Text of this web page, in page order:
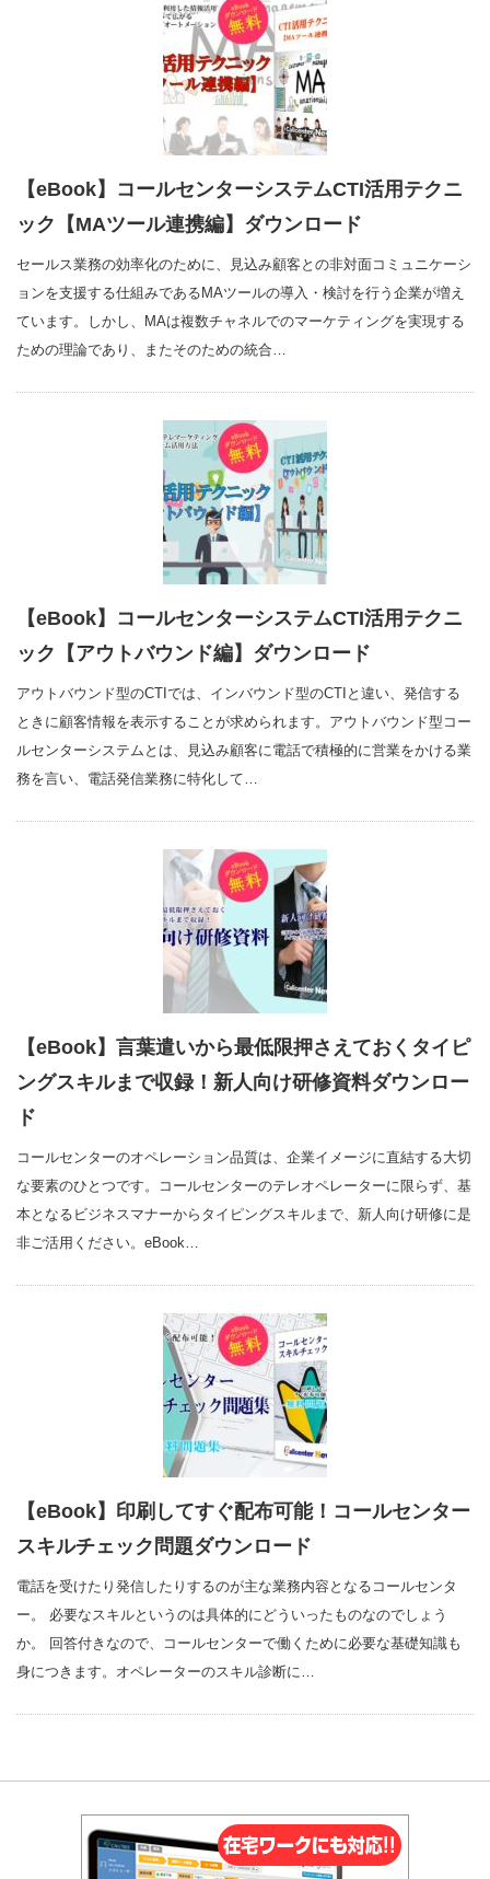
【eBook】コールセンターシステムCTI活用テクニ
ック【MAツール連携編】ダウンロード
セールス業務の効率化のために、見込み顧客との非対面コミュニケーシ
ョンを支援する仕組みであるMAツールの導入・検討を行う企業が増え
ています。しかし、MAは複数チャネルでのマーケティングを実現する
ための理論であり、またそのための統合…
【eBook】コールセンターシステムCTI活用テクニ
ック【アウトバウンド編】ダウンロード
アウトバウンド型のCTIでは、インバウンド型のCTIと違い、発信する
ときに顧客情報を表示することが求められます。アウトバウンド型コー
ルセンターシステムとは、見込み顧客に電話で積極的に営業をかける業
務を言い、電話発信業務に特化して…
【eBook】言葉遣いから最低限押さえておくタイピ
ングスキルまで収録！新人向け研修資料ダウンロー
ド
コールセンターのオペレーション品質は、企業イメージに直結する大切
な要素のひとつです。コールセンターのテレオペレーターに限らず、基
本となるビジネスマナーからタイピングスキルまで、新人向け研修に是
非ご活用ください。eBook…
【eBook】印刷してすぐ配布可能！コールセンター
スキルチェック問題ダウンロード
電話を受けたり発信したりするのが主な業務内容となるコールセンタ
ー。 必要なスキルというのは具体的にどういったものなのでしょう
か。 回答付きなので、コールセンターで働くために必要な基礎知識も
身につきます。オペレーターのスキル診断に…